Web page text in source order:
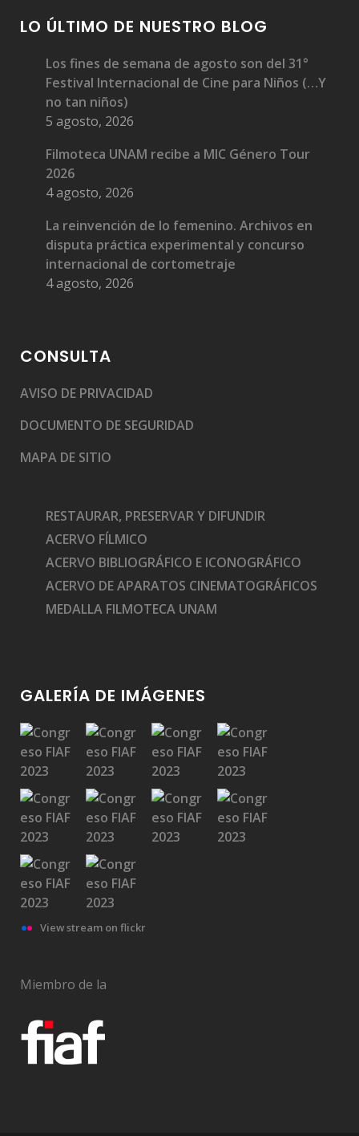
LO ÚLTIMO DE NUESTRO BLOG
Los fines de semana de agosto son del 31°
Festival Internacional de Cine para Niños (…Y
no tan niños)
5 agosto, 2026
Filmoteca UNAM recibe a MIC Género Tour
2026
4 agosto, 2026
La reinvención de lo femenino. Archivos en
disputa práctica experimental y concurso
internacional de cortometraje
4 agosto, 2026
CONSULTA
AVISO DE PRIVACIDAD
DOCUMENTO DE SEGURIDAD
MAPA DE SITIO
RESTAURAR, PRESERVAR Y DIFUNDIR
ACERVO FÍLMICO
ACERVO BIBLIOGRÁFICO E ICONOGRÁFICO
ACERVO DE APARATOS CINEMATOGRÁFICOS
MEDALLA FILMOTECA UNAM
GALERÍA DE IMÁGENES
View stream on flickr
Miembro de la